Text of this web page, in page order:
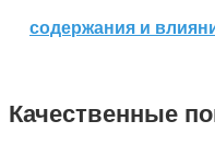
содержания и
Качественные